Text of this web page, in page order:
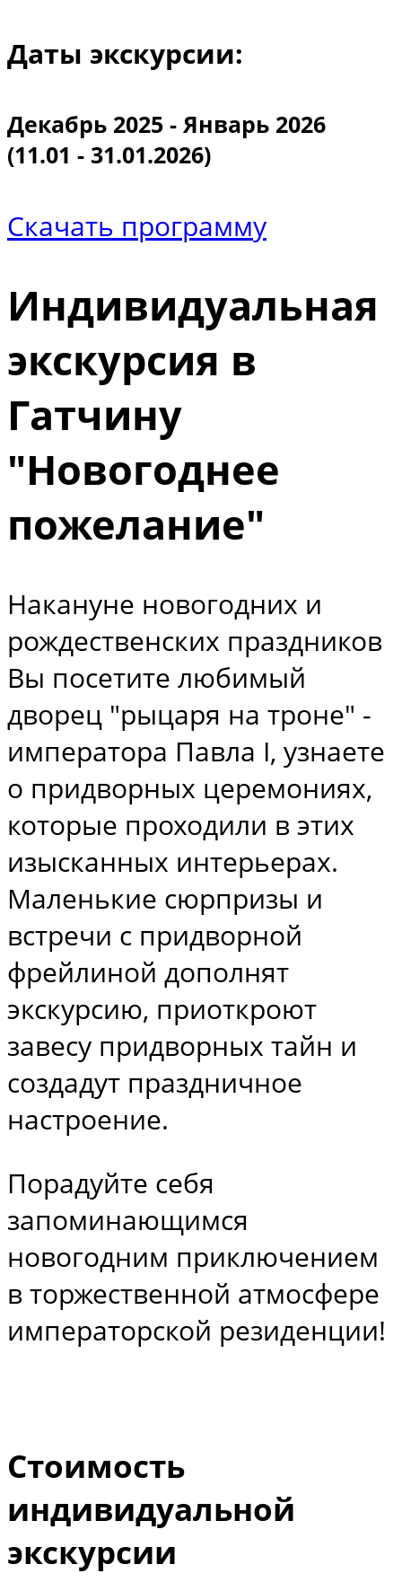
Даты экскурсии:
Декабрь 2025 - Январь 2026
(11.01 - 31.01.2026)
Скачать программу
Индивидуальная
экскурсия в
Гатчину
"Новогоднее
пожелание"
Накануне новогодних и
рождественских праздников
Вы посетите любимый
дворец "рыцаря на троне" -
императора Павла I, узнаете
о придворных церемониях,
которые проходили в этих
изысканных интерьерах.
Маленькие сюрпризы и
встречи с придворной
фрейлиной дополнят
экскурсию, приоткроют
завесу придворных тайн и
создадут праздничное
настроение.
Порадуйте себя
запоминающимся
новогодним приключением
в торжественной атмосфере
императорской резиденции!
Стоимость
индивидуальной
экскурсии